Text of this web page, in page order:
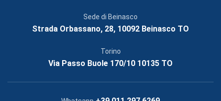
Sede di Beinasco
Strada Orbassano, 28, 10092 Beinasco TO
Torino
Via Passo Buole 170/10 10135 TO